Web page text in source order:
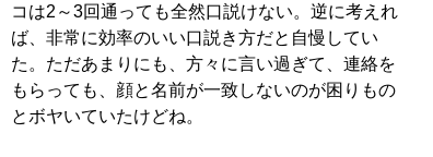
コは2～3回通っても全然口説けない。逆に考えれ
ば、非常に効率のいい口説き方だと自慢してい
た。ただあまりにも、方々に言い過ぎて、連絡を
もらっても、顔と名前が一致しないのが困りもの
とボヤいていたけどね。